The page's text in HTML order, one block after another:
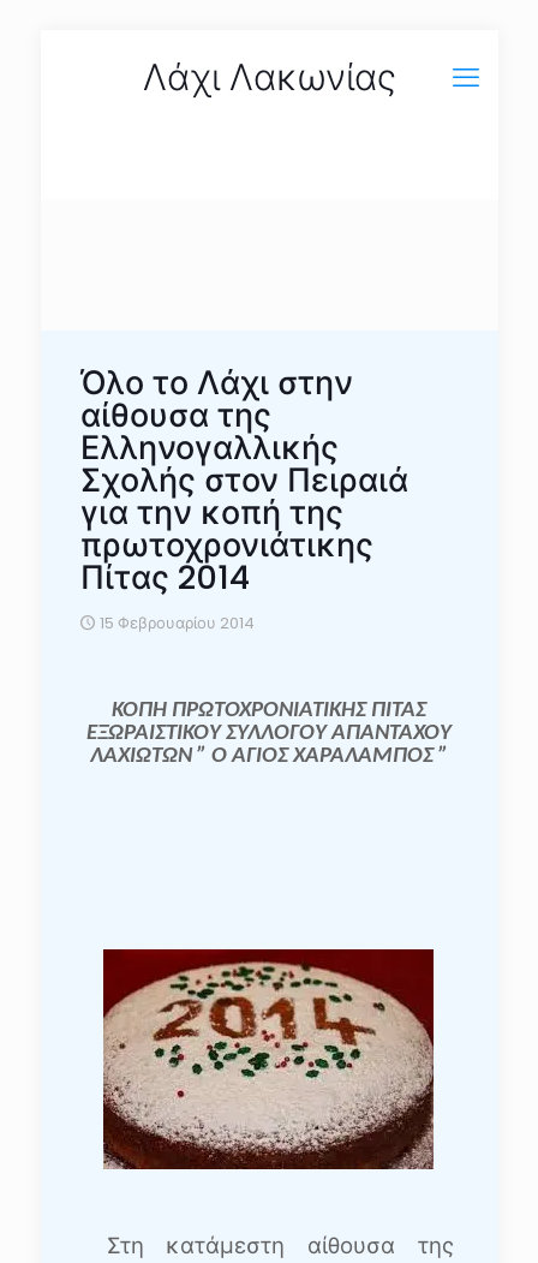
Λάχι Λακωνίας
Όλο το Λάχι στην
αίθουσα της
Ελληνογαλλικής
Σχολής στον Πειραιά
για την κοπή της
πρωτοχρονιάτικης
Πίτας 2014
15 Φεβρουαρίου 2014
ΚΟΠΗ ΠΡΩΤΟΧΡΟΝΙΑΤΙΚΗΣ ΠΙΤΑΣ
ΕΞΩΡΑΙΣΤΙΚΟΥ ΣΥΛΛΟΓΟΥ ΑΠΑΝΤΑΧΟΥ
ΛΑΧΙΩΤΩΝ ” Ο ΑΓΙΟΣ ΧΑΡΑΛΆΜΠΟΣ ”
Στη κατάμεστη αίθουσα της